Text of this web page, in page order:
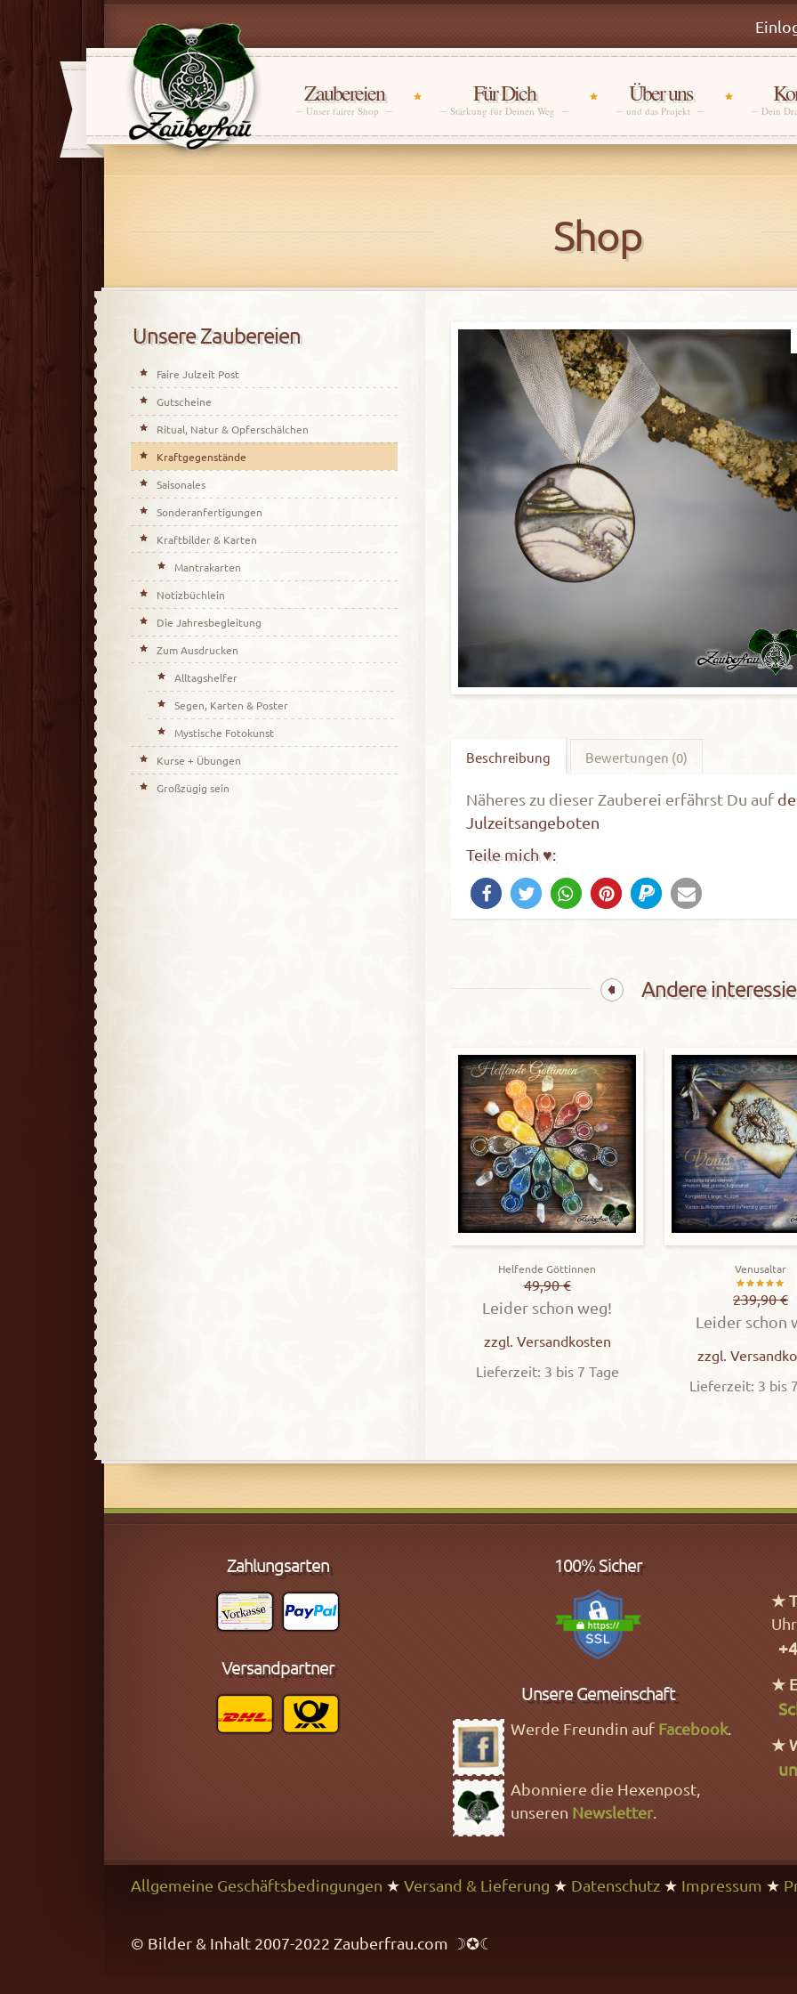
Zaubereien
Unser fairer Shop
Für Dich
Stärkung für Deinen Weg
Über uns
und das Projekt Dein
Shop
Beschreibung
Näheres zu dieser Zauberei erfährst Du auf
Julzeitsangeboten
Teile mich ♥:
Bewertungen (0)
Andere
Helfende Göttinnen
49,90€
Leider schon weg!
zzgl. Versandkosten
Lieferzeit: 3 bis 7 Tage
Venusaltar
Bewertet
mit
239,90€
Leider schon
zzgl.
Lieferzeit: 3 bis
Unsere Zaubereien
Faire Julzeit Post
Gutscheine
Ritual, Natur & Opferschälchen
Kraftgegenstände
Saisonales
Sonderanfertigungen
Kraftbilder & Karten
Mantrakarten
Notizbüchlein
Die Jahresbegleitung
Zum Ausdrucken
Alltagshelfer
Segen, Karten & Poster
Mystische Fotokunst
Kurse + Übungen
Großzügig sein
Zahlungsarten
Versandpartner
100% Sicher
Unsere Gemeinschaft
Werde Freundin auf Facebook.
Abonniere die Hexenpost,
unseren Newsletter.
★
★
★
Allgemeine Geschäftsbedingungen ★ Versand & Lieferung ★ Datenschutz ★ Impressum ★
© Bilder & Inhalt 2007-2022 Zauberfrau.com ☽✪☾